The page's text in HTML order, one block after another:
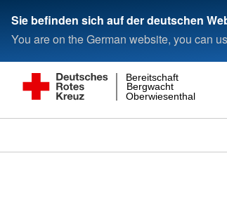
Sie befinden sich auf der deutschen
You are on the German website, you can
Oberwiesenthal
Bergwacht
Bereitschaft